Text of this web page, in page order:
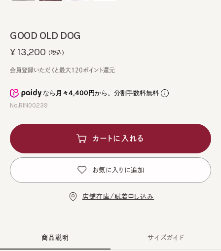
GOOD OLD DOG
なら月々4,400円から。分割手数料無料
No.RIN00239
¥13,200 (税込)
会員登録いただくと最大120ポイント還元
カートに入れる
お気に入りに追加
店舗在庫/試着申し込み
商品説明 サイズガイド